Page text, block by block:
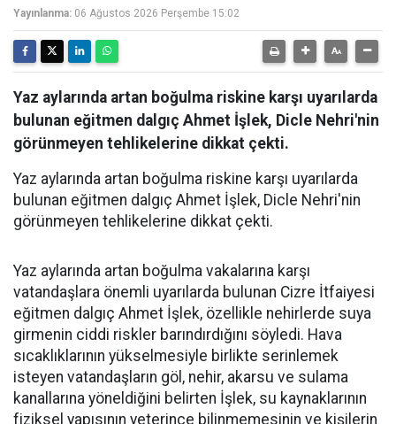
Yayınlanma: 06 Ağustos 2026 Perşembe 15:02
Yaz aylarında artan boğulma riskine karşı uyarılarda
bulunan eğitmen dalgıç Ahmet İşlek, Dicle Nehri'nin
görünmeyen tehlikelerine dikkat çekti.
Yaz aylarında artan boğulma riskine karşı uyarılarda
bulunan eğitmen dalgıç Ahmet İşlek, Dicle Nehri'nin
görünmeyen tehlikelerine dikkat çekti.
Yaz aylarında artan boğulma vakalarına karşı
vatandaşlara önemli uyarılarda bulunan Cizre İtfaiyesi
eğitmen dalgıç Ahmet İşlek, özellikle nehirlerde suya
girmenin ciddi riskler barındırdığını söyledi. Hava
sıcaklıklarının yükselmesiyle birlikte serinlemek
isteyen vatandaşların göl, nehir, akarsu ve sulama
kanallarına yöneldiğini belirten İşlek, su kaynaklarının
fiziksel yapısının yeterince bilinmemesinin ve kişilerin